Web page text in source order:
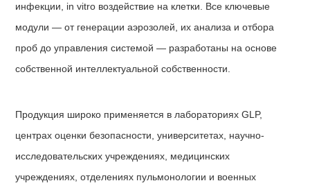
инфекции, in vitro воздействие на клетки. Все ключевые
модули — от генерации аэрозолей, их анализа и отбора
проб до управления системой — разработаны на основе
собственной интеллектуальной собственности.
Продукция широко применяется в лабораториях GLP,
центрах оценки безопасности, университетах, научно-
исследовательских учреждениях, медицинских
учреждениях, отделениях пульмонологии и военных